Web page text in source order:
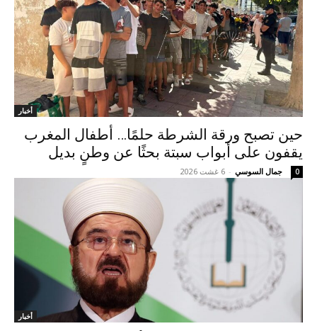
أخبار
حين تصبح ورقة الشرطة حلمًا… أطفال المغرب
يقفون على أبواب سبتة بحثًا عن وطنٍ بديل
جمال السوسي - 6 غشت 2026 0
أخبار